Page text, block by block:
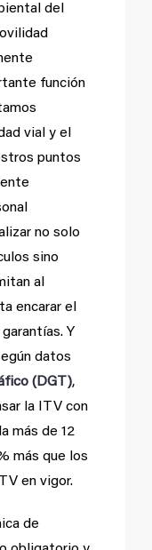
del
función
vial y el
puntos
no solo
sino
al
encarar el
Y
datos
(DGT),
la ITV con
más de 12
más que los
en vigor.
de